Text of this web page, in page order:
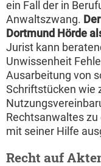
ein Fall der in
Anwaltszwang.
Dortmund Hörde
Jurist kann
Unwissenheit
Ausarbeitung von
Schriftstücken wie
Rechtsanwaltes
mit seiner Hilfe
Recht auf